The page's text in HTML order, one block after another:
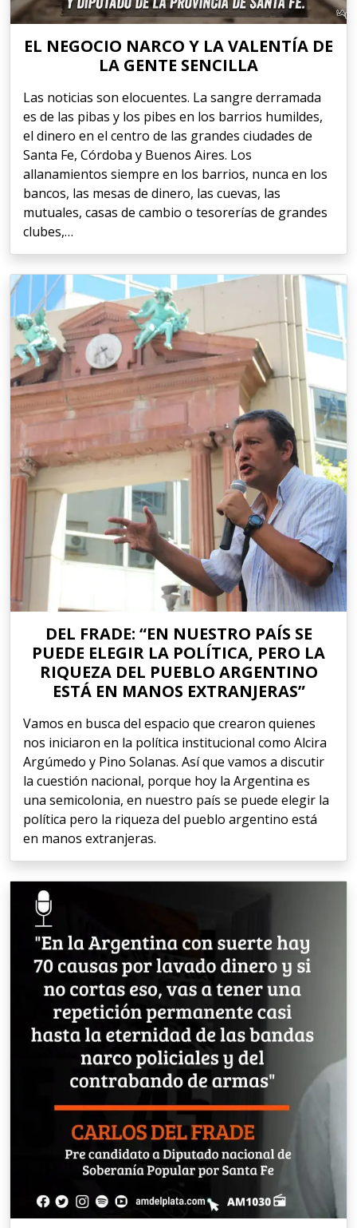
EL NEGOCIO NARCO Y LA VALENTÍA DE
LA GENTE SENCILLA
Las noticias son elocuentes. La sangre derramada
es de las pibas y los pibes en los barrios humildes,
el dinero en el centro de las grandes ciudades de
Santa Fe, Córdoba y Buenos Aires. Los
allanamientos siempre en los barrios, nunca en los
bancos, las mesas de dinero, las cuevas, las
mutuales, casas de cambio o tesorerías de grandes
clubes,…
DEL FRADE: “EN NUESTRO PAÍS SE
PUEDE ELEGIR LA POLÍTICA, PERO LA
RIQUEZA DEL PUEBLO ARGENTINO
ESTÁ EN MANOS EXTRANJERAS”
Vamos en busca del espacio que crearon quienes
nos iniciaron en la política institucional como Alcira
Argúmedo y Pino Solanas. Así que vamos a discutir
la cuestión nacional, porque hoy la Argentina es
una semicolonia, en nuestro país se puede elegir la
política pero la riqueza del pueblo argentino está
en manos extranjeras.